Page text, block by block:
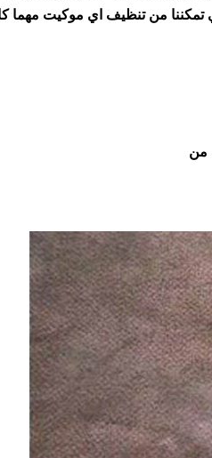
تمكننا من تنظيف اي موكيت مهما
من